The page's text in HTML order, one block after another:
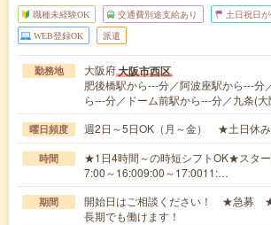
職種未経験OK 交通費別途支給あり 土日祝日が
WEB登録OK 派遣
勤務地 大阪府大阪市西区
肥後橋駅から---分／阿波座駅から---分
ら---分／ドーム前駅から---分／九条(
曜日頻度 週2日～5日OK（月～金） ★土日休
時間
★1日4時間～の時短シフトOK★スター
7:00～16:009:00～17:0011:…
期間
開始日はご相談ください！ ★急募 ★
長期でも働けます！